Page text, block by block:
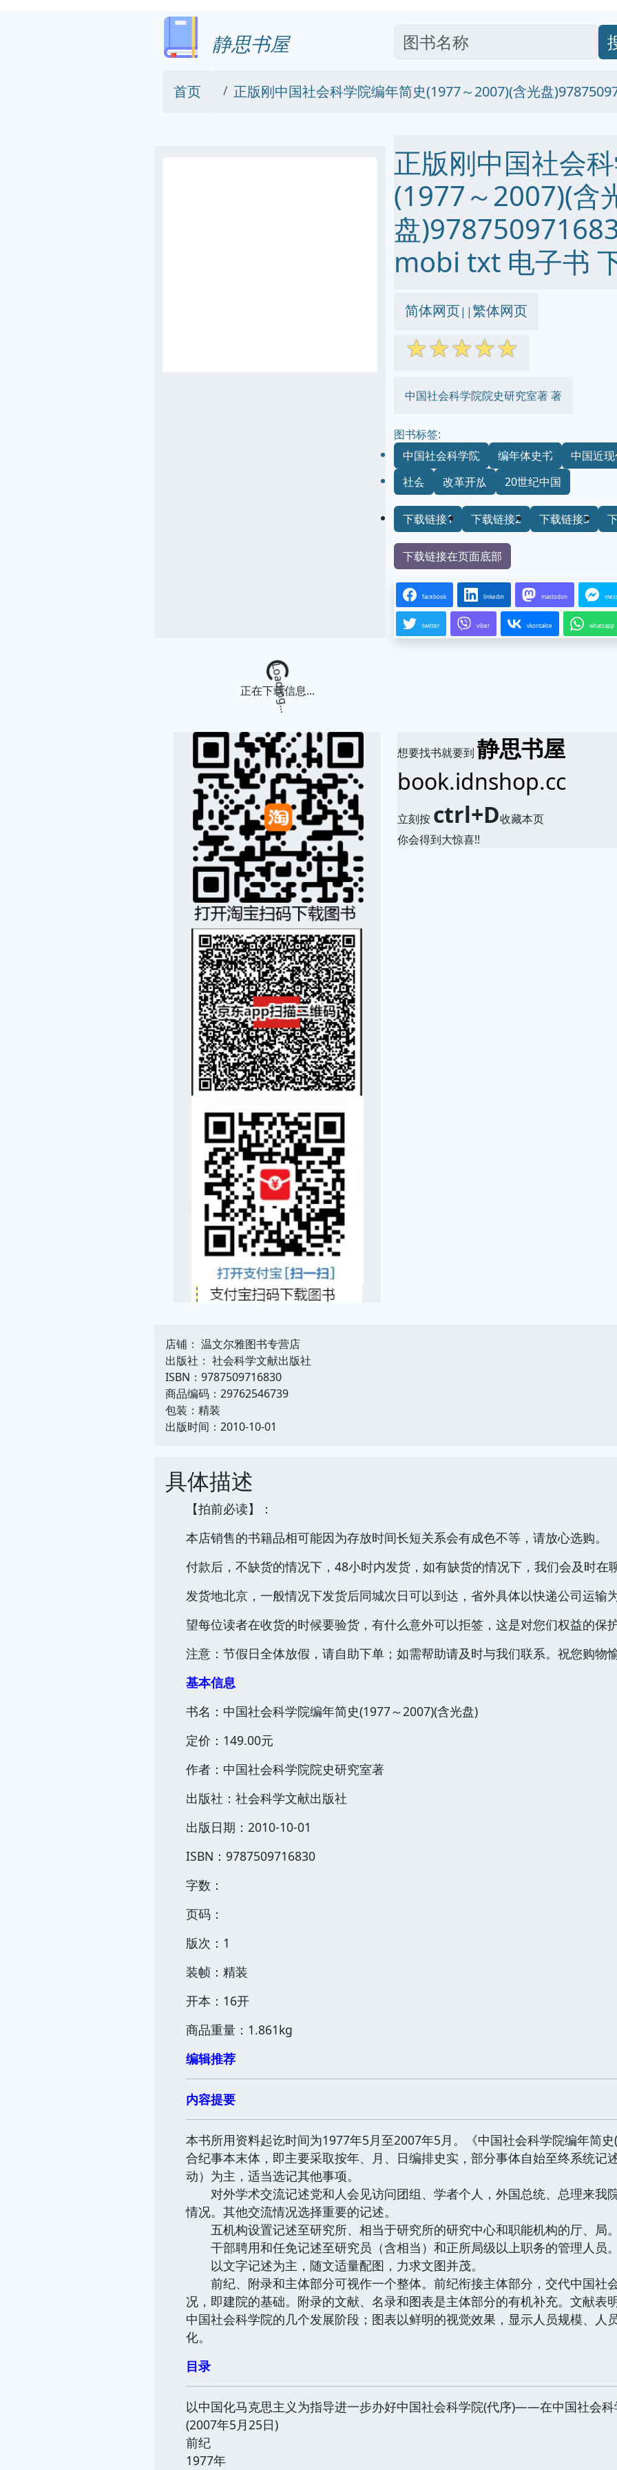
静思书屋
首页 正版刚中国社会科学院编年简史(1977～2007)(含光盘
正版刚中国社会
(1977～2007)(含
盘
mobi txt 电子书
简体网页||繁体网页
☆☆☆☆☆
中国社会科学院院史研究室著 著
图书标签:
中国社会科学院
编年体史书
中国近
社会
改革开放 20世纪中国
下载链接1 下载链接2 下载链接3
下载链接在页面底部
facebook linkedin mastodon
twitter viber vkontakte whatsapp
Loading...
正在下载信息...
想要找书就要到静思书屋
book.idnshop.cc
立刻按 ctrl+D收藏本页
你会得到大惊喜!!
店铺： 温文尔雅图书专营店
出版社： 社会科学文献出版社
ISBN：9787509716830
商品编码：29762546739
包装：精装
出版时间：2010-10-01
具体描述
【拍前必读】：
本店销售的书籍品相可能因为存放时间长短关系会有成色不等，请放心选购。
付款后，不缺货的情况下，48小时内发货，如有缺货的情况下，我们会及时在
发货地北京，一般情况下发货后同城次日可以到达，省外具体以快递公司运输
望每位读者在收货的时候要验货，有什么意外可以拒签，这是对您们权益的保
注意：节假日全体放假，请自助下单；如需帮助请及时与我们联系。祝您购物
基本信息
书名：中国社会科学院编年简史(1977～2007)(含光盘)
定价：149.00元
作者：中国社会科学院院史研究室著
出版社：社会科学文献出版社
出版日期：2010-10-01
ISBN：9787509716830
字数：
页码：
版次：1
装帧：精装
开本：16开
商品重量：1.861kg
编辑推荐
内容提要
本书所用资料起讫时间为1977年5月至2007年5月。《中国社会科学院编年简
合纪事本末体，即主要采取按年、月、日编排史实，部分事体自始至终系统记
动）为主，适当选记其他事项。
对外学术交流记述党和人会见访问团组、学者个人，外国总统、总理来我
情况。其他交流情况选择重要的记述。
五机构设置记述至研究所、相当于研究所的研究中心和职能机构的厅、局
干部聘用和任免记述至研究员（含相当）和正所局级以上职务的管理人员
以文字记述为主，随文适量配图，力求文图并茂。
前纪、附录和主体部分可视作一个整体。前纪衔接主体部分，交代中国社
况，即建院的基础。附录的文献、名录和图表是主体部分的有机补充。文献表
中国社会科学院的几个发展阶段；图表以鲜明的视觉效果，显示人员规模、人
化。
目录
以中国化马克思主义为指导进一步办好中国社会科学院(代序)——在中国社会
(2007年5月25日)
前纪
1977年